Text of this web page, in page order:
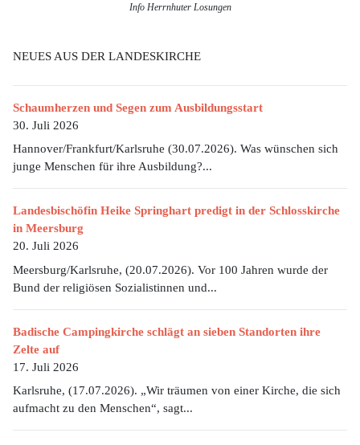
Info Herrnhuter Losungen
NEUES AUS DER LANDESKIRCHE
Schaumherzen und Segen zum Ausbildungsstart
30. Juli 2026
Hannover/Frankfurt/Karlsruhe (30.07.2026). Was wünschen sich
junge Menschen für ihre Ausbildung?...
Landesbischöfin Heike Springhart predigt in der Schlosskirche
in Meersburg
20. Juli 2026
Meersburg/Karlsruhe, (20.07.2026). Vor 100 Jahren wurde der
Bund der religiösen Sozialistinnen und...
Badische Campingkirche schlägt an sieben Standorten ihre
Zelte auf
17. Juli 2026
Karlsruhe, (17.07.2026). „Wir träumen von einer Kirche, die sich
aufmacht zu den Menschen“, sagt...